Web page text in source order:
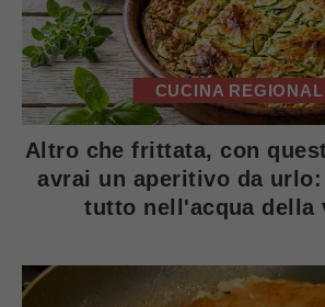
CUCINA
Altro che frittata, con
avrai un aperitivo da
tutto nell'acqua della